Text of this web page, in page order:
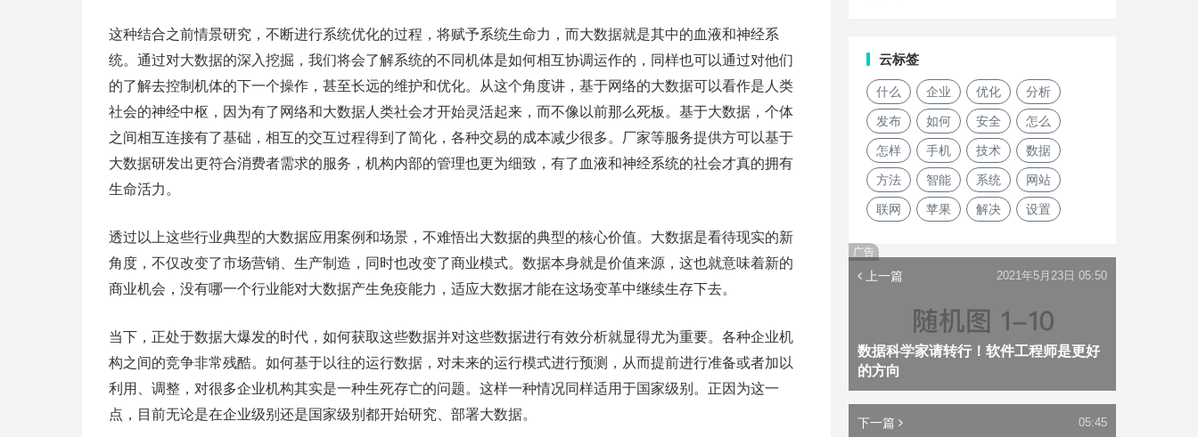
这种结合之前情景研究，不断进行系统优化的过程，将赋予系统生命力，而大数据就是其中的血液和神经系
统。通过对大数据的深入挖掘，我们将会了解系统的不同机体是如何相互协调运作的，同样也可以通过对他们
的了解去控制机体的下一个操作，甚至长远的维护和优化。从这个角度讲，基于网络的大数据可以看作是人类
社会的神经中枢，因为有了网络和大数据人类社会才开始灵活起来，而不像以前那么死板。基于大数据，个体
之间相互连接有了基础，相互的交互过程得到了简化，各种交易的成本减少很多。厂家等服务提供方可以基于
大数据研发出更符合消费者需求的服务，机构内部的管理也更为细致，有了血液和神经系统的社会才真的拥有
生命活力。
透过以上这些行业典型的大数据应用案例和场景，不难悟出大数据的典型的核心价值。大数据是看待现实的新
角度，不仅改变了市场营销、生产制造，同时也改变了商业模式。数据本身就是价值来源，这也就意味着新的
商业机会，没有哪一个行业能对大数据产生免疫能力，适应大数据才能在这场变革中继续生存下去。
当下，正处于数据大爆发的时代，如何获取这些数据并对这些数据进行有效分析就显得尤为重要。各种企业机
构之间的竞争非常残酷。如何基于以往的运行数据，对未来的运行模式进行预测，从而提前进行准备或者加以
利用、调整，对很多企业机构其实是一种生死存亡的问题。这样一种情况同样适用于国家级别。正因为这一
点，目前无论是在企业级别还是国家级别都开始研究、部署大数据。
云标签
什么 企业 优化 分析
发布 如何 安全 怎么
怎样 手机 技术 数据
方法 智能 系统 网站
联网 苹果 解决 设置
广告
上一篇
数据科学家请转行！软件工程师是更好
的方向
2021年5月23日 05:50
下一篇 05:45